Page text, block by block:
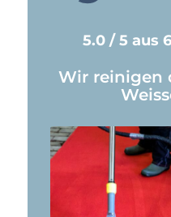
5.0 / 5 aus
Wir reinigen